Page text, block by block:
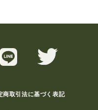
商取引法に基づく表記